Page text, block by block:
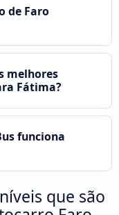
de Faro
melhores
Fátima?
funciona
que são